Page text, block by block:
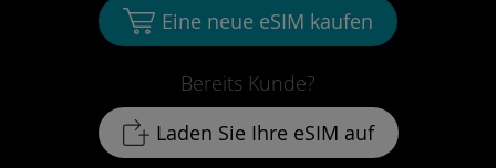
Bereits Kunde?
Laden Sie Ihre eSIM auf
Eine neue eSIM kaufen